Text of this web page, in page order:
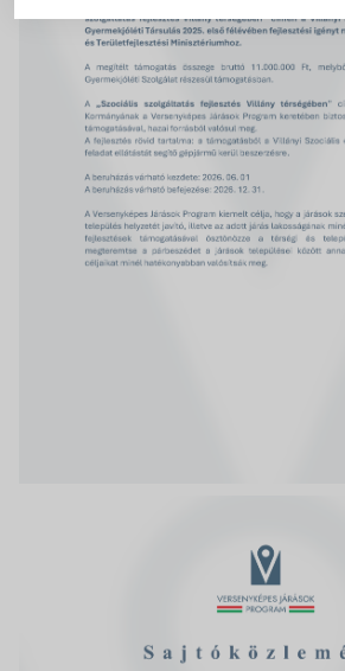
Választási
Választási
2024. évi